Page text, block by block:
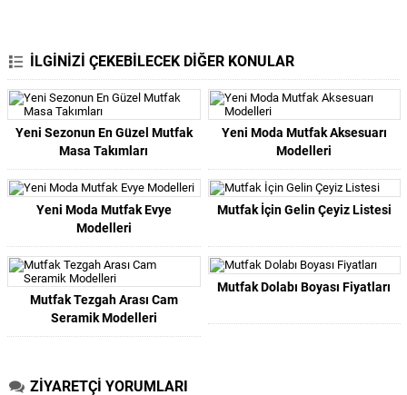
İLGİNİZİ ÇEKEBİLECEK DİĞER KONULAR
Yeni Sezonun En Güzel Mutfak
Masa Takımları
Yeni Moda Mutfak Aksesuarı
Modelleri
Yeni Moda Mutfak Evye
Modelleri
Mutfak İçin Gelin Çeyiz Listesi
Mutfak Tezgah Arası Cam
Seramik Modelleri
Mutfak Dolabı Boyası Fiyatları
ZİYARETÇİ YORUMLARI